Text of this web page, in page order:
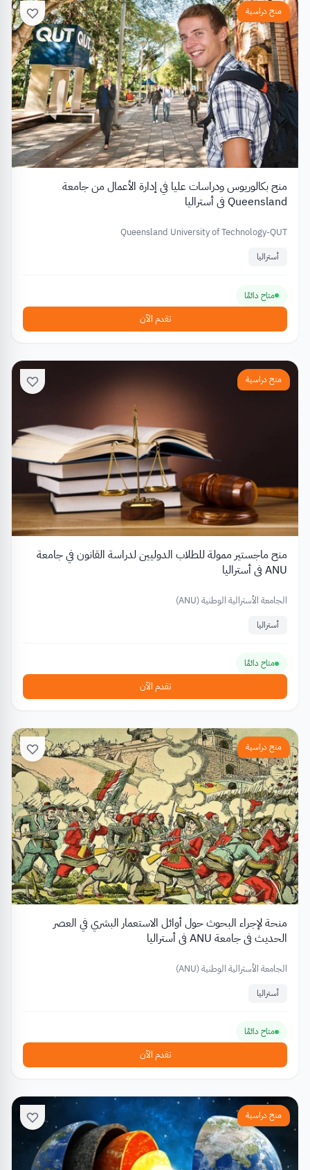
منح دراسية
منح بكالوريوس ودراسات عليا في إدارة الأعمال من جامعة
Queensland في أستراليا
Queensland University of Technology-QUT
أستراليا
متاح دائمًا
تقدم الآن
منح دراسية
منح ماجستير ممولة للطلاب الدوليين لدراسة القانون في جامعة
ANU في أستراليا
الجامعة الأسترالية الوطنية (ANU)
أستراليا
متاح دائمًا
تقدم الآن
منح دراسية
منحة لإجراء البحوث حول أوائل الاستعمار البشري في العصر
الحديث في جامعة ANU في أستراليا
الجامعة الأسترالية الوطنية (ANU)
أستراليا
متاح دائمًا
تقدم الآن
منح دراسية